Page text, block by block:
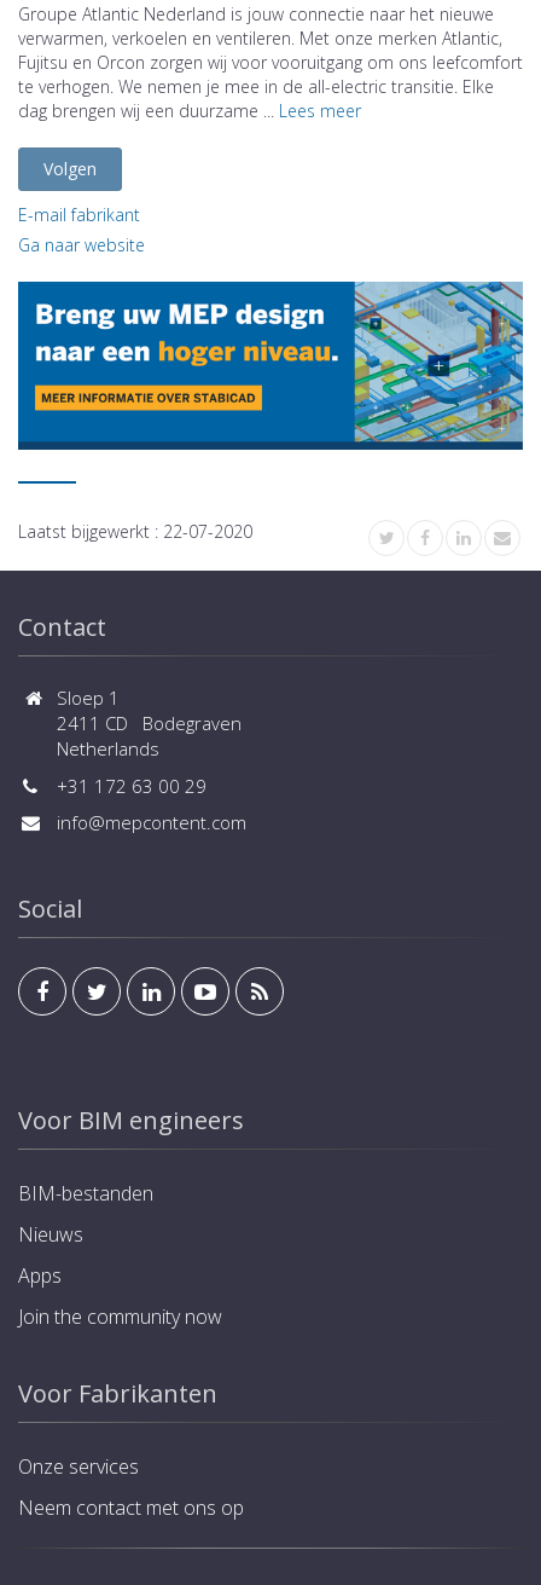
Groupe Atlantic Nederland is jouw connectie naar het nieuwe
verwarmen, verkoelen en ventileren. Met onze merken Atlantic,
Fujitsu en Orcon zorgen wij voor vooruitgang om ons leefcomfort
te verhogen. We nemen je mee in de all-electric transitie. Elke
dag brengen wij een duurzame ... Lees meer
Volgen
E-mail fabrikant
Ga naar website
Laatst bijgewerkt : 22-07-2020
Contact
Sloep 1
2411 CD Bodegraven
Netherlands
+31 172 63 00 29
info@mepcontent.com
Social
Voor BIM engineers
BIM-bestanden
Nieuws
Apps
Join the community now
Voor Fabrikanten
Onze services
Neem contact met ons op